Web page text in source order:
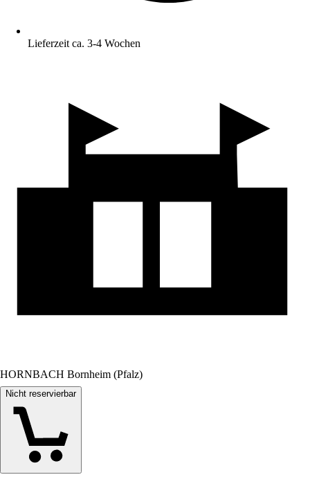
Lieferzeit ca. 3-4 Wochen
HORNBACH Bornheim (Pfalz)
Nicht reservierbar